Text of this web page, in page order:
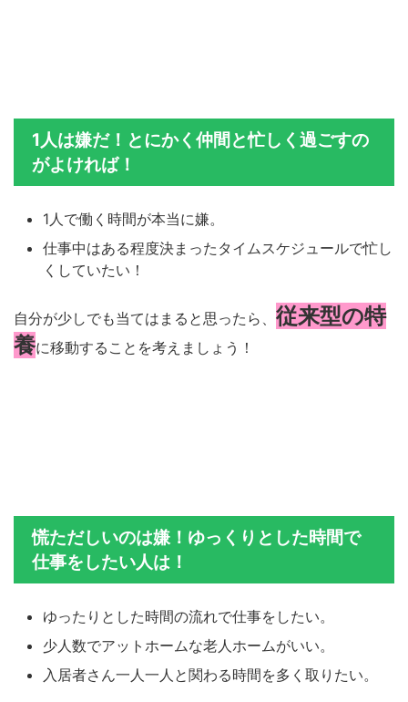
1人は嫌だ！とにかく仲間と忙しく過ごすの
がよければ！
1人で働く時間が本当に嫌。
仕事中はある程度決まったタイムスケジュールで忙し
くしていたい！
自分が少しでも当てはまると思ったら、 従来型の特
養に移動することを考えましょう！
慌ただしいのは嫌！ゆっくりとした時間で
仕事をしたい人は！
ゆったりとした時間の流れで仕事をしたい。
少人数でアットホームな老人ホームがいい。
入居者さん一人一人と関わる時間を多く取りたい。